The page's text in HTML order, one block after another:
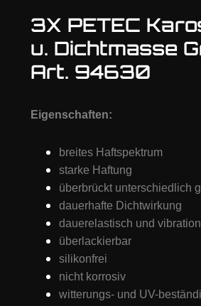
3X PETEC
u. Dichtmasse
Art. 94630
Eigenschaften:
breites Haftspektrum
starke Haftung
überbrückt unterschiedlich
dauerhafte Dichtwirkung
dauerelastisch und
überlackierbar
silikonfrei
nicht korrosiv
witterungs- und UV-